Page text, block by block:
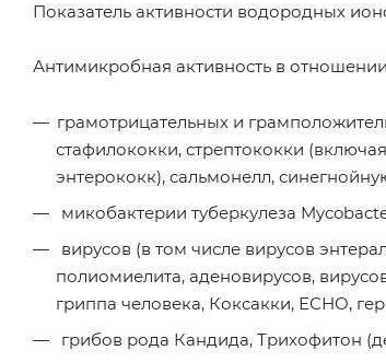
Показатель активности водородных
Антимикробная активность в
грамотрицательных и
стафилококки, стрептококки
энтерококк), сальмонелл,
микобактерии туберкулеза
вирусов (в том числе вирусов
полиомиелита, аденовирусов,
гриппа человека, Коксакки, ЕСНО,
грибов рода Кандида, Трихофитон